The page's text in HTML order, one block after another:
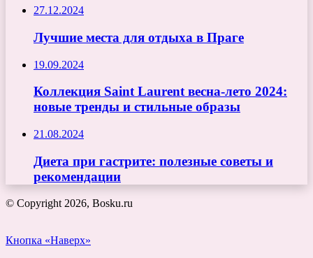
27.12.2024
Лучшие места для отдыха в Праге
19.09.2024
Коллекция Saint Laurent весна-лето 2024:
новые тренды и стильные образы
21.08.2024
Диета при гастрите: полезные советы и
рекомендации
© Copyright 2026, Bosku.ru
Кнопка «Наверх»